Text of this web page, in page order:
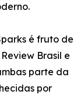
é fruto de
Brasil e
parte da
por